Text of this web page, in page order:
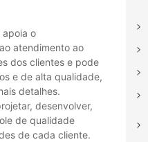
apoia o
atendimento ao
dos clientes e pode
e de alta qualidade,
detalhes.
desenvolver,
de qualidade
de cada cliente.